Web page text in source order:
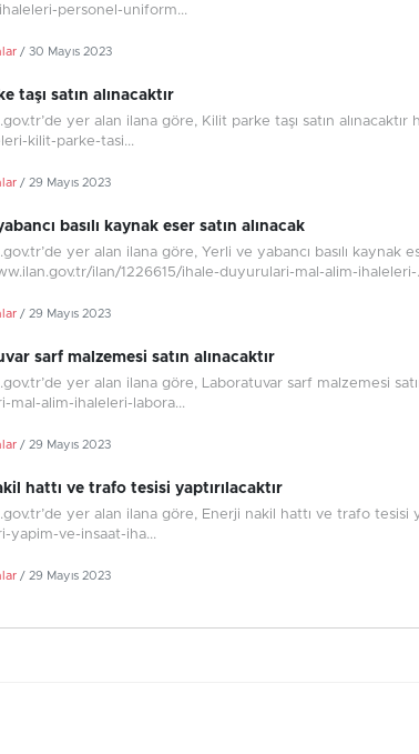
personel-uniform...
/ 30 Mayıs 2023
taşı satın alınacaktır
yer alan ilana göre, Kilit parke taşı satın
kilit-parke-tasi...
/ 29 Mayıs 2023
basılı kaynak eser satın alınacak
yer alan ilana göre, Yerli ve yabancı basılı kaynak
ilan/1226615/ihale-duyurulari-mal-alim-ihaleleri-
/ 29 Mayıs 2023
sarf malzemesi satın alınacaktır
yer alan ilana göre, Laboratuvar sarf malzemesi
mal-alim-ihaleleri-labora...
/ 29 Mayıs 2023
hattı ve trafo tesisi yaptırılacaktır
yer alan ilana göre, Enerji nakil hattı ve trafo tesisi
yapim-ve-insaat-iha...
/ 29 Mayıs 2023